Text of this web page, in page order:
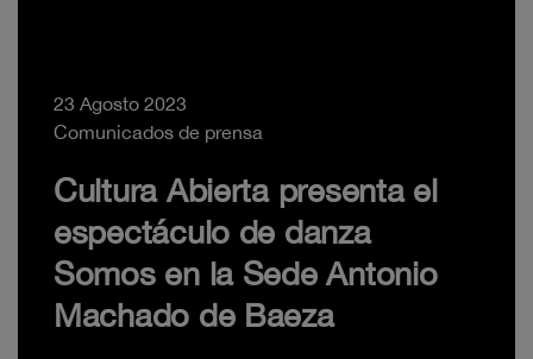
23 Agosto 2023
Comunicados de prensa
Cultura Abierta presenta el
espectáculo de danza
Somos en la Sede Antonio
Machado de Baeza